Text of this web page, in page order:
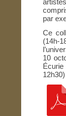
par
Ce
(14h-
10
Écurie